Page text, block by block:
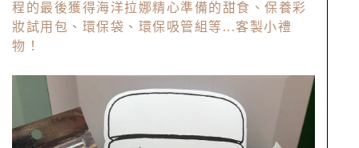
程的最後獲得海洋拉娜精心準備的甜食、保養彩
妝試用包、環保袋、環保吸管組等...客製小禮
物！